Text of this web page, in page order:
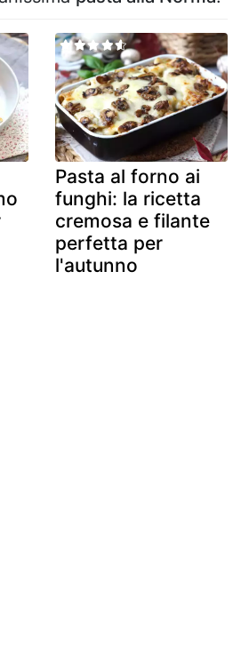
Pasta al forno ai
funghi: la ricetta
cremosa e filante
perfetta per
l'autunno